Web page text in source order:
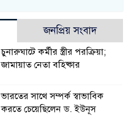
জনপ্রিয় সংবাদ
চুনারুঘাটে কর্মীর স্ত্রীর পরক্রিয়া;
জামায়াত নেতা বহিষ্কার
ভারতের সাথে সম্পর্ক স্বাভাবিক
করতে চেয়েছিলেন ড. ইউনূস